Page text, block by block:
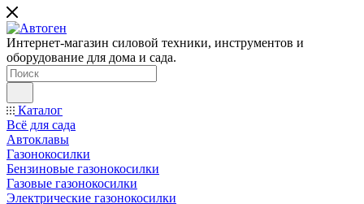
Интернет-магазин силовой техники, инструментов и
оборудование для дома и сада.
Каталог
Всё для сада
Автоклавы
Газонокосилки
Бензиновые газонокосилки
Газовые газонокосилки
Электрические газонокосилки